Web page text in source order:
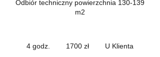
Odbiór techniczny powierzchnia 130-139
m2
4 godz.
polskich
1700 zł U Klienta